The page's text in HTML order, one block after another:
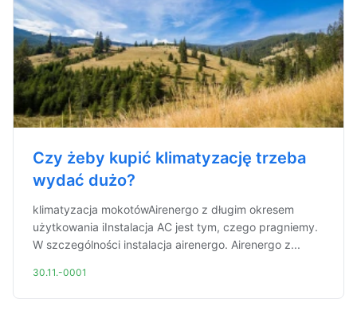
Czy żeby kupić klimatyzację trzeba
wydać dużo?
klimatyzacja mokotówAirenergo z długim okresem
użytkowania iInstalacja AC jest tym, czego pragniemy.
W szczególności instalacja airenergo. Airenergo z...
30.11.-0001